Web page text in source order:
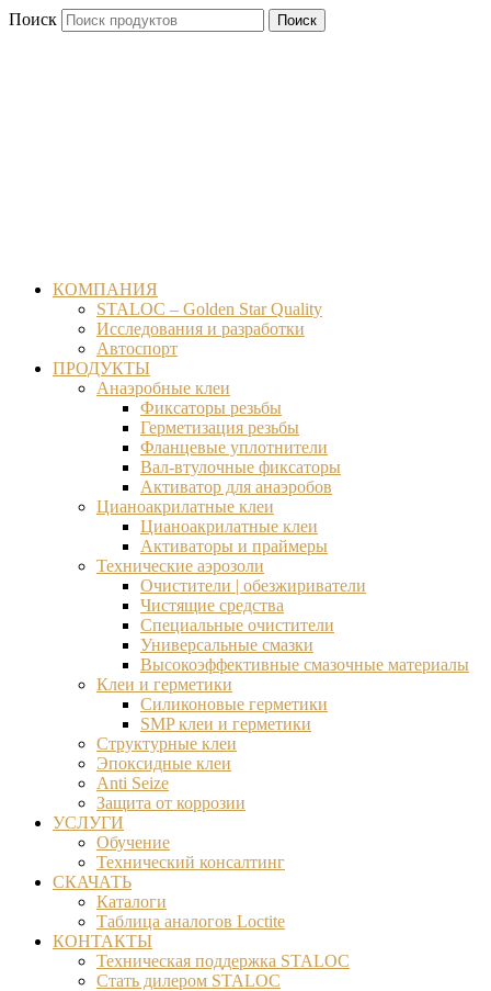
Перейти
Поиск Поиск
КОМПАНИЯ
STALOC – Golden Star Quality
Исследования и разработки
Автоспорт
ПРОДУКТЫ
Анаэробные клеи
Фиксаторы резьбы
Герметизация резьбы
Фланцевые уплотнители
Вал-втулочные фиксаторы
Активатор для анаэробов
Цианоакрилатные клеи
Цианоакрилатные клеи
Активаторы и праймеры
Технические аэрозоли
Очистители | обезжириватели
Чистящие средства​
Специальные очистители
Универсальные смазки
Высокоэффективные смазочные материалы
Клеи и герметики
Силиконовые герметики
SMP клеи и герметики
Структурные клеи
Эпоксидные клеи
Anti Seize
Защита от коррозии
УСЛУГИ
Обучение
Технический консалтинг
СКАЧАТЬ
Каталоги
Таблица аналогов Loctite
КОНТАКТЫ
Техническая поддержка STALOC
Стать дилером STALOC